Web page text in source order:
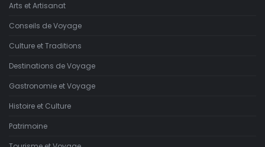
Arts et Artisanat
Conseils de Voyage
Culture et Traditions
Destinations de Voyage
Gastronomie et Voyage
Histoire et Culture
Patrimoine